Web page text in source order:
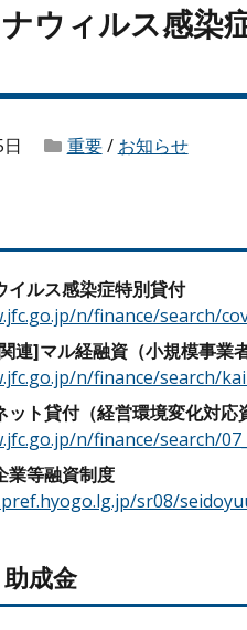
ウィルス感染
重要/ お知らせ
イルス感染症特別貸付
n/finance/search/
連]マル経融資（小規模事業
n/finance/search/
ット貸付（経営環境変化対応
n/finance/search/
業等融資制度
sr08/
成金